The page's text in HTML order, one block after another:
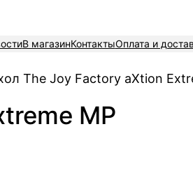
В магазинКонтактыОплата и
The Joy Factory aXtion
MP